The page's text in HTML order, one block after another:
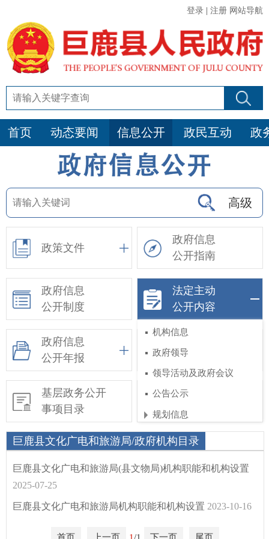
登录 注册 网站导航
首页 动态要闻 信息公开 政民互动 政
高级
政策文件
政府信息
公开指南
政府信息
公开制度
法定主动
公开内容
机构信息
政府领导
领导活动及政府会议
公告公示
规划信息
工作部署
涉企行政检查公示专栏
政府信息
公开年报
依申请公开
基层政务公开
事项目录
惠民惠农财政补贴
信息公开专栏
巨鹿县文化广电和旅游局/政府机构目录
巨鹿县文化广电和旅游局(县文物局)机构职能和机构设置
2025-07-25
巨鹿县文化广电和旅游局机构职能和机构设置 2023-10-16